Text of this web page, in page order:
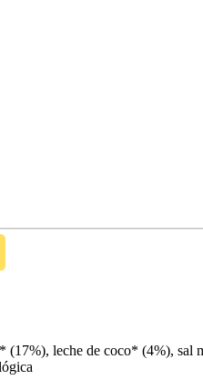
(17%), leche de coco* (4%), sal